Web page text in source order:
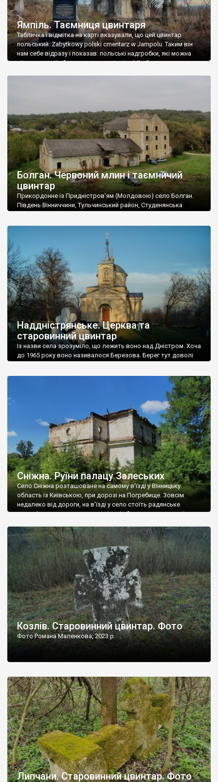
Ямпіль. Таємниця цвинтаря
Табличка і відмітка на карті вказували, що цей цвинтар
польський. Zabytkowy polski cmentarz w Jampolu. Таким він
нам себе відразу і показав: польські надгробки, які можна
віднести до фабричних, польські епітафії… Загалом цвинтар
Болган. Червоний млин і таємничий
цвинтар
Прикордонне із Придністров’ям (Молдовою) село Болган.
Південь Вінниччини, Тульчинський район, Студенянська
старовинний цвинтар із кам’яними хрестами. Всі епітафії, які
збереглися, написані кирилицею, церковнослов’янською
мовою. За всіма традиційними ознаками – цвинтар
український. Хрести датуються 19 століттям. У 1924-1940
роках Болган […]
Наддністрянське. Церква та
старовинний цвинтар
Із назви села зрозуміло, що лежить воно над Дністром. Хоча
до 1965 року воно називалося Березова. Берег тут доволі
Наддністрянське відрізняється від більшості навколишніх
сіл. У селі є мурована Михайлівська церква. Точної дати […]
Сніжна. Руїни палацу Залеських
Село Сніжна розташоване на самому в’їзді у Вінницьку
область із Київською, при дорозі на Погребище. Зовсім
недалеко від дороги, на в’їзді у село стоїть радянське
рельєфне пано, яке показує жінку і яблуню, а трохи далі, десь
не видно, але видно дві стареньких колії у траві – […]
Козлів. Старовинний цвинтар. Фото
Фото Романа Маленкова, 2023 р.
Липчани. Старовинний цвинтар. Фото